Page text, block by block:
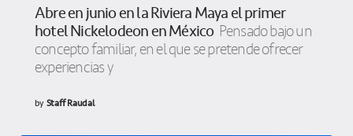
Abre en junio en la Riviera Maya el primer
hotel Nickelodeon en México Pensado bajo un
concepto familiar, en el que se pretende ofrecer
experiencias y
byStaff Raudal